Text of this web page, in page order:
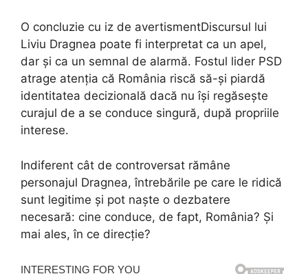
O concluzie cu iz de avertismentDiscursul lui
Liviu Dragnea poate fi interpretat ca un apel,
dar și ca un semnal de alarmă. Fostul lider PSD
atrage atenția că România riscă să-și piardă
identitatea decizională dacă nu își regăsește
curajul de a se conduce singură, după propriile
interese.
Indiferent cât de controversat rămâne
personajul Dragnea, întrebările pe care le ridică
sunt legitime și pot naște o dezbatere
necesară: cine conduce, de fapt, România? Și
mai ales, în ce direcție?